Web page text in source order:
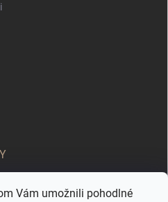
Vám umožnili pohodlné